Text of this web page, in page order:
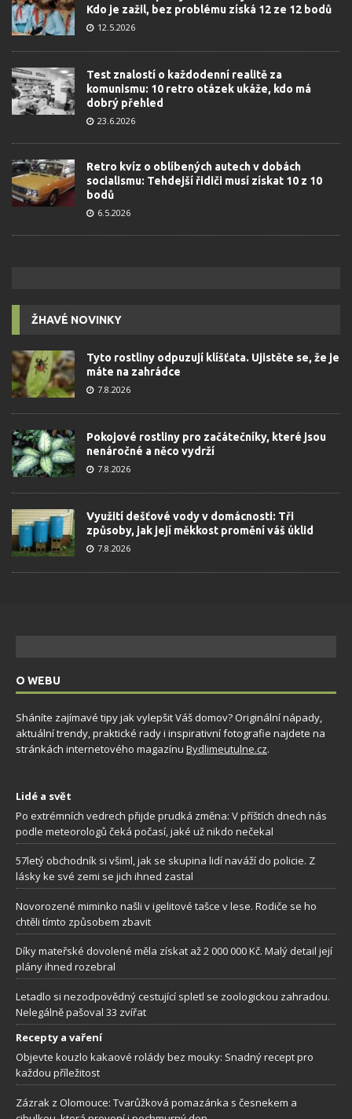
Kdo je zažil, bez problému získá 12 ze 12 bodů
12.5.2026
Test znalostí o každodenní realitě za
komunismu: 10 retro otázek ukáže, kdo má
dobrý přehled
23.6.2026
Retro kvíz o oblíbených autech v dobách
socialismu: Tehdejší řidiči musí získat 10 z 10
bodů
6.5.2026
ŽHAVÉ NOVINKY
Tyto rostliny odpuzují klíšťata. Ujistěte se, že je
máte na zahrádce
7.8.2026
Pokojové rostliny pro začátečníky, které jsou
nenáročné a něco vydrží
7.8.2026
Využití dešťové vody v domácnosti: Tři
způsoby, jak její měkkost promění váš úklid
7.8.2026
O WEBU
Sháníte zajímavé tipy jak vylepšit Váš domov? Originální nápady,
aktuální trendy, praktické rady i inspirativní fotografie najdete na
stránkách internetového magazínu Bydlimeutulne.cz.
Lidé a svět
Po extrémních vedrech přijde prudká změna: V příštích dnech nás
podle meteorologů čeká počasí, jaké už nikdo nečekal
57letý obchodník si všiml, jak se skupina lidí naváží do policie. Z
lásky ke své zemi se jich ihned zastal
Novorozené miminko našli v igelitové tašce v lese. Rodiče se ho
chtěli tímto způsobem zbavit
Díky mateřské dovolené měla získat až 2 000 000 Kč. Malý detail její
plány ihned rozebral
Letadlo si nezodpovědný cestující spletl se zoologickou zahradou.
Nelegálně pašoval 33 zvířat
Recepty a vaření
Objevte kouzlo kakaové rolády bez mouky: Snadný recept pro
každou příležitost
Zázrak z Olomouce: Tvarůžková pomazánka s česnekem a